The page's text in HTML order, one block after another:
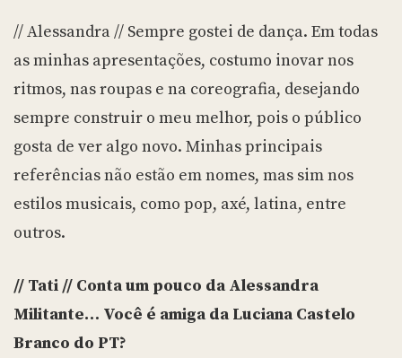
// Alessandra // Sempre gostei de dança. Em todas
as minhas apresentações, costumo inovar nos
ritmos, nas roupas e na coreografia, desejando
sempre construir o meu melhor, pois o público
gosta de ver algo novo. Minhas principais
referências não estão em nomes, mas sim nos
estilos musicais, como pop, axé, latina, entre
outros.
// Tati // Conta um pouco da Alessandra
Militante… Você é amiga da Luciana Castelo
Branco do PT?